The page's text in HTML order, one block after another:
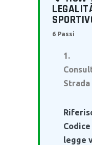
6 Passi
Strada
legge